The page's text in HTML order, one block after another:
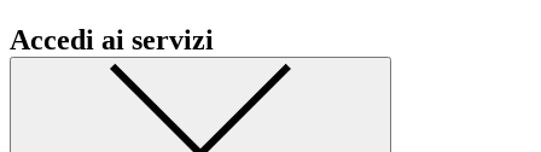
Accedi ai servizi